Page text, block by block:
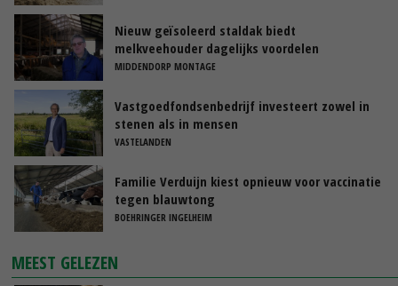
Nieuw geïsoleerd staldak biedt
melkveehouder dagelijks voordelen
MIDDENDORP MONTAGE
Vastgoedfondsenbedrijf investeert zowel in
stenen als in mensen
VASTELANDEN
Familie Verduijn kiest opnieuw voor vaccinatie
tegen blauwtong
BOEHRINGER INGELHEIM
MEEST GELEZEN